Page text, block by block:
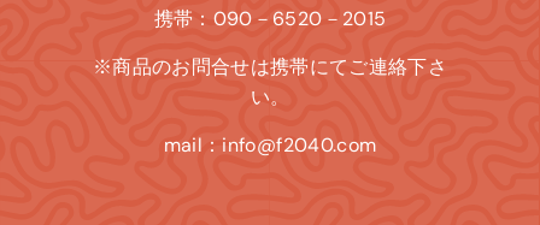
携帯：090－6520－2015
※商品のお問合せは携帯にてご連絡下さ
い。
mail：info@f2040.com